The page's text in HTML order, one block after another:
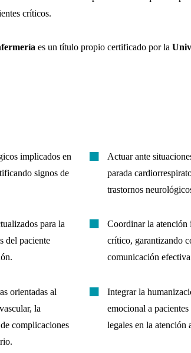
críticos.
es un título propio certificado por la
implicados en
signos de
para la
del paciente
orientadas al
la
complicaciones
Actuar ante
parada
trastornos
Coordinar la atención
crítico, garantizando
comunicación
Integrar la
emocional a
legales en la atención